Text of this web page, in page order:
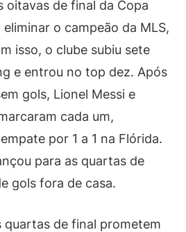
oitavas de final da Copa
o campeão da MLS,
isso, o clube subiu sete
e entrou no top dez. Após
gols, Lionel Messi e
cada um,
por 1 a 1 na Flórida.
para as quartas de
gols fora de casa.
de final prometem